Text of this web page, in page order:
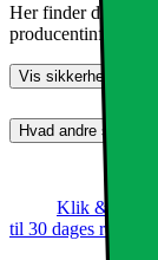
Her finder du
Vis
Hvad andre synes (0)
Klik & Hent
til 30 dages returret